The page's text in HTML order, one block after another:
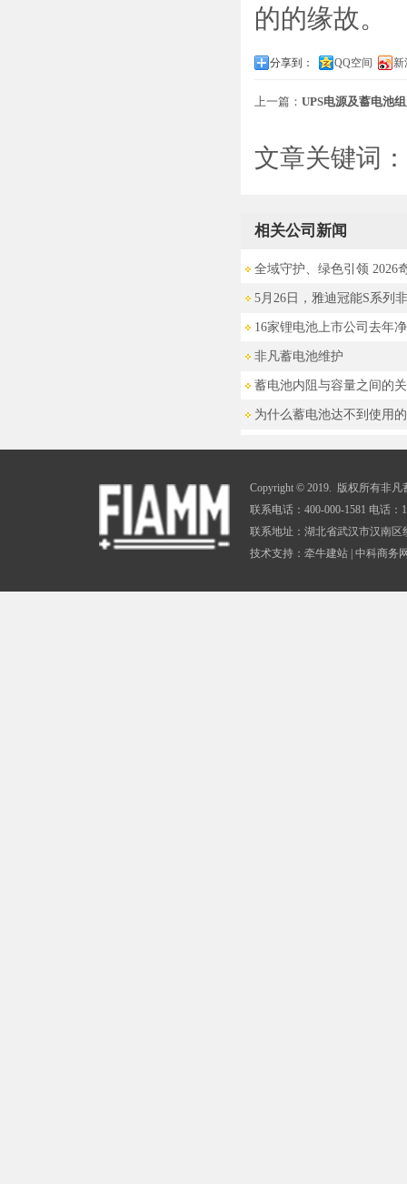
的的缘故。
分享到： QQ空间 新
上一篇： UPS电源及蓄电池
文章关键词：
相关公司新闻
全域守护、绿色引领 2026
5月26日，雅迪冠能S系列
16家锂电池上市公司去年
非凡蓄电池维护
蓄电池内阻与容量之间的
为什么蓄电池达不到使用
Copyright © 2019. 版权所有非凡
联系电话：400-000-1581 电话：
联系地址：湖北省武汉市汉南区
技术支持： 牵牛建站 | 中科商务